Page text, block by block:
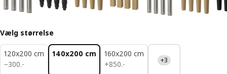
Vælg størrelse
120x200 cm
−300.-
300.-
140x200 cm
160x200 cm
+850.-
850.- +3